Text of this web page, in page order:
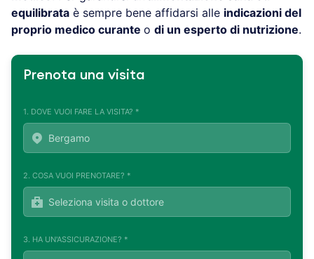
equilibrata è sempre bene affidarsi alle indicazioni del
proprio medico curante o di un esperto di nutrizione.
Prenota una visita
1. DOVE VUOI FARE LA VISITA? *
2. COSA VUOI PRENOTARE? *
3. HA UN'ASSICURAZIONE? *